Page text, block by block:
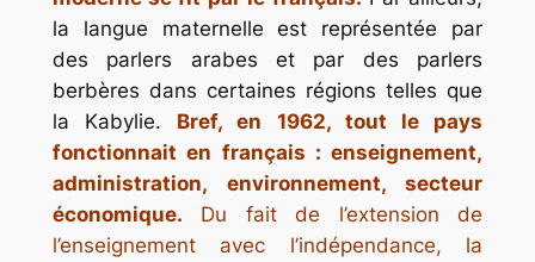
la langue maternelle est représentée par
des parlers arabes et par des parlers
berbères dans certaines régions telles que
la Kabylie. Bref, en 1962, tout le pays
fonctionnait en français : enseignement,
administration, environnement, secteur
économique.
Du fait de l’extension de
l’enseignement avec l’indépendance, la